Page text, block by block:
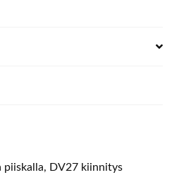
piiskalla, DV27 kiinnitys